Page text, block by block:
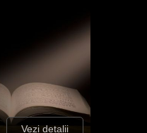
Vezi detalii